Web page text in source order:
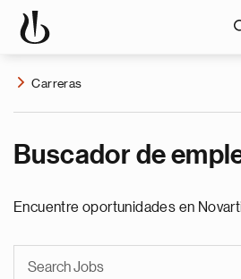
Carreras
Buscador de
Encuentre oportunidades en